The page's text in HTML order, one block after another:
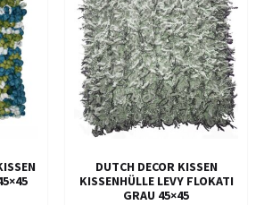
DUTCH DECOR KISSEN
KISSENHÜLLE LEVY FLOKATI
GRAU 45×45